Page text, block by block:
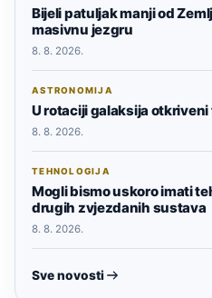
Bijeli patuljak manji od
masivnu jezgru
8. 8. 2026.
ASTRONOMIJA
U rotaciji galaksija
8. 8. 2026.
TEHNOLOGIJA
Mogli bismo uskoro imati
drugih zvjezdanih sustava
8. 8. 2026.
Sve novosti